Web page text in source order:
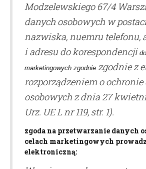
Modzelewskiego 67/4
danych osobowych w
nazwiska, nuemru telefonu,
i adresu do korespondencji
marketingowych zgodnie zgodnie z
rozporządzeniem o ochronie
osobowych z dnia 27
Urz. UE L nr 119, str. 1).
zgoda na przetwarzanie danych
celach marketingowych
elektroniczną: